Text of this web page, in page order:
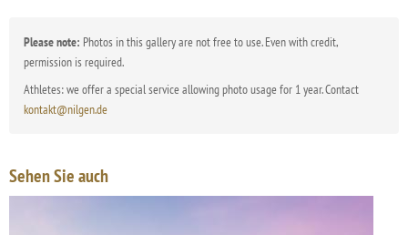
Please note: Photos in this gallery are not free to use. Even with credit,
permission is required.
Athletes: we offer a special service allowing photo usage for 1 year. Contact
kontakt@nilgen.de
Sehen Sie auch